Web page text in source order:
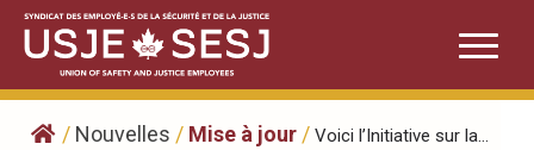
Skip
content
/ Nouvelles / Mise à jour / Voici l’Initiative sur la...